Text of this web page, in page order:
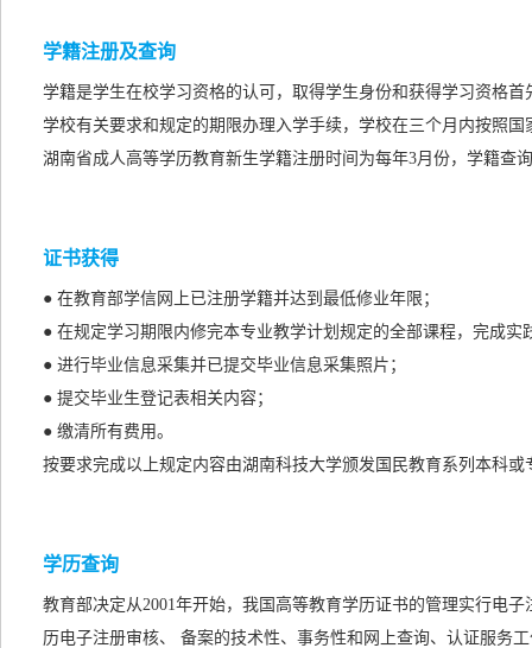
学籍注册及查询
学籍是学生在校学习资格的认可，取得学生身份和获得学习资格
学校有关要求和规定的期限办理入学手续，学校在三个月内按照
湖南省成人高等学历教育新生学籍注册时间为每年3月份，学籍查
证书获得
● 在教育部学信网上已注册学籍并达到最低修业年限；
● 在规定学习期限内修完本专业教学计划规定的全部课程，完成
● 进行毕业信息采集并已提交毕业信息采集照片；
● 提交毕业生登记表相关内容；
● 缴清所有费用。
按要求完成以上规定内容由湖南科技大学颁发国民教育系列本科
学历查询
教育部决定从2001年开始，我国高等教育学历证书的管理实行电
历电子注册审核、 备案的技术性、事务性和网上查询、认证服务